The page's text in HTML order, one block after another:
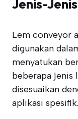
Jenis-
Lem conveyor
digunakan
menyatukan
beberapa jenis
disesuaikan
aplikasi spesifik.